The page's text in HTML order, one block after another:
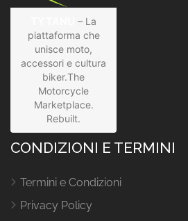
– La
piattaforma che
unisce moto,
accessori e cultura
biker.The
Motorcycle
Marketplace.
Rebuilt.
CONDIZIONI E TERMINI
Termini e Condizioni
Privacy Policy